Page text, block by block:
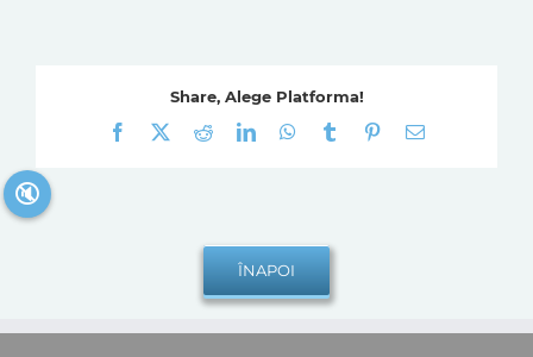
Share, Alege Platforma!
Facebook
RedditLinkedInWhatsApp
Tumblr Pinterest
E-
🔇